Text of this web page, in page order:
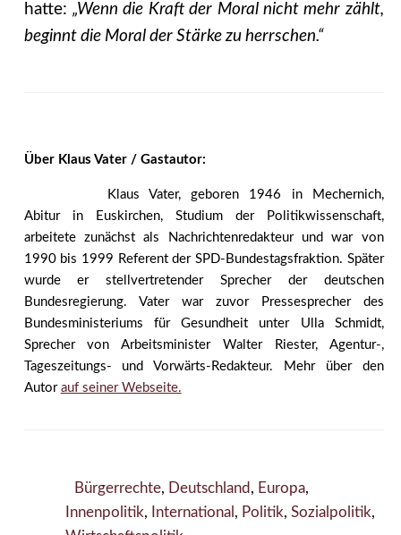
hatte:„Wenn die Kraft der Moral nicht mehr zählt,
beginnt die Moral der Stärke zu herrschen.“
Über Klaus Vater / Gastautor:
Klaus Vater, geboren 1946 in Mechernich,
Abitur in Euskirchen, Studium der Politikwissenschaft,
arbeitete zunächst als Nachrichtenredakteur und war von
1990 bis 1999 Referent der SPD-Bundestagsfraktion. Später
wurde er stellvertretender Sprecher der deutschen
Bundesregierung. Vater war zuvor Pressesprecher des
Bundesministeriums für Gesundheit unter Ulla Schmidt,
Sprecher von Arbeitsminister Walter Riester, Agentur-,
Tageszeitungs- und Vorwärts-Redakteur. Mehr über den
Autor auf seiner Webseite.
Bürgerrechte, Deutschland , Europa,
Innenpolitik, International , Politik, Sozialpolitik,